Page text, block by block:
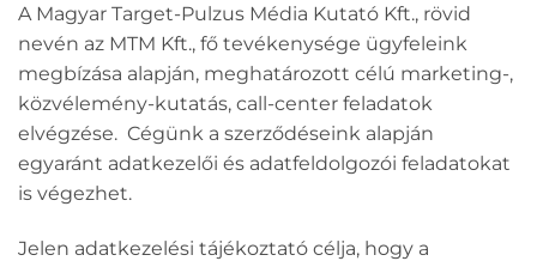
A Magyar Target-Pulzus Média Kutató Kft., rövid
nevén az MTM Kft., fő tevékenysége ügyfeleink
megbízása alapján, meghatározott célú marketing-,
közvélemény-kutatás, call-center feladatok
elvégzése. Cégünk a szerződéseink alapján
egyaránt adatkezelői és adatfeldolgozói feladatokat
is végezhet.
Jelen adatkezelési tájékoztató célja, hogy a